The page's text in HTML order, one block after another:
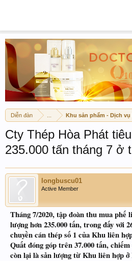
Diễn đàn Khu sản phẩm - Dịch vụ
Cty Thép Hòa Phát
235.000 tấn tháng 7 ở
longbuscu01
Active Member
Tháng 7/2020, tập đoàn thu mua phế
lượng hơn 235.000 tấn, trong đấy với
chuyền cán thép số 1 của Khu liên
Quất đóng góp trên 37.000 tấn,
còn lại là sản lượng từ Khu liên hợp ở